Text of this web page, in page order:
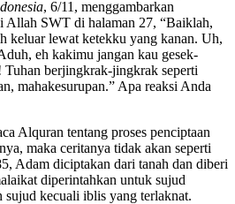
, 6/11, menggambarkan
Allah SWT di halaman 27, “Baiklah,
keluar lewat ketekku yang kanan. Uh,
eh kakimu jangan kau gesek-
Tuhan berjingkrak-jingkrak seperti
mahakesurupan.” Apa reaksi Anda
Alquran tentang proses penciptaan
maka ceritanya tidak akan seperti
Adam diciptakan dari tanah dan diberi
diperintahkan untuk sujud
sujud kecuali iblis yang terlaknat.